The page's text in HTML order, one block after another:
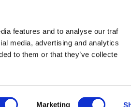
features and to analyse our traf
media, advertising and analytics
to them or that they’ve collecte
Marketing
東京メトロ公式アプリのご紹介
のご利用にあたって ソーシャルメデ
reserved.